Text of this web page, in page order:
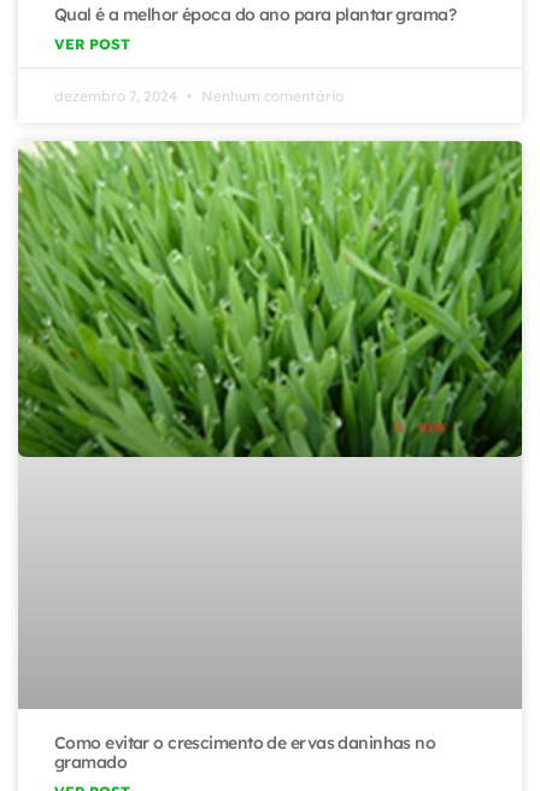
Qual é a melhor época do ano para plantar grama?
VER POST
dezembro 7, 2024 Nenhum comentário
Como evitar o crescimento de ervas daninhas no
gramado